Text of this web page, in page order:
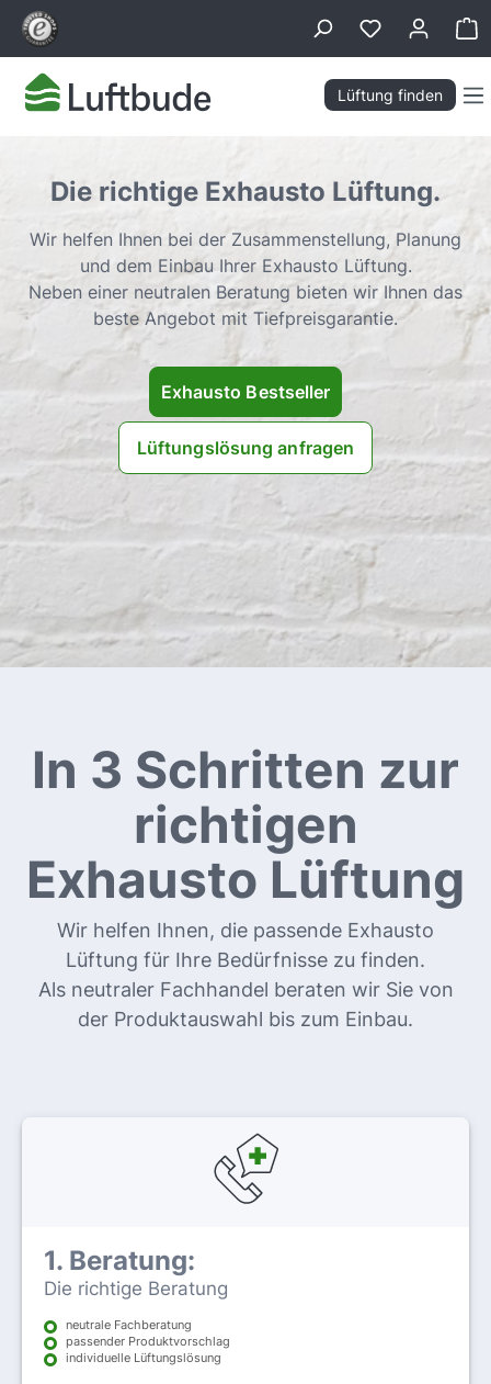
springen
Lüftung finden
Die richtige Exhausto Lüftung.
Wir helfen Ihnen bei der Zusammenstellung, Planung
und dem Einbau Ihrer Exhausto Lüftung.
Neben einer neutralen Beratung bieten wir Ihnen das
beste Angebot mit Tiefpreisgarantie.
Exhausto Bestseller
Lüftungslösung anfragen
In 3 Schritten zur
richtigen
Exhausto Lüftung
Wir helfen Ihnen, die passende Exhausto
Lüftung für Ihre Bedürfnisse zu finden.
Als neutraler Fachhandel beraten wir Sie von
der Produktauswahl bis zum Einbau.
1. Beratung:
Die richtige Beratung
neutrale Fachberatung
passender Produktvorschlag
individuelle Lüftungslösung